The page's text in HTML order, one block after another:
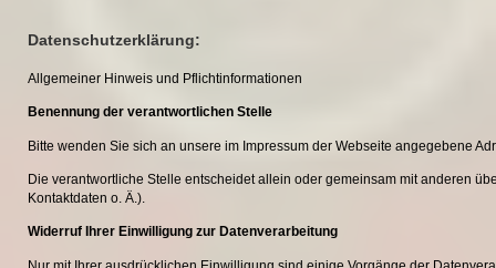
Datenschutzerklärung:
Allgemeiner Hinweis und Pflichtinformationen
Benennung der verantwortlichen Stelle
Bitte wenden Sie sich an unsere im Impressum der Webseite angegebene
Die verantwortliche Stelle entscheidet allein oder gemeinsam mit anderen
Kontaktdaten o. Ä.).
Widerruf Ihrer Einwilligung zur Datenverarbeitung